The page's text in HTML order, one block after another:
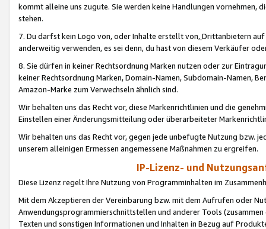
kommt alleine uns zugute. Sie werden keine Handlungen vornehmen,
stehen.
7. Du darfst kein Logo von, oder Inhalte erstellt von,Drittanbietern auf
anderweitig verwenden, es sei denn, du hast von diesem Verkäufer
8. Sie dürfen in keiner Rechtsordnung Marken nutzen oder zur
keiner Rechtsordnung Marken, Domain-Namen, Subdomain-Namen,
Amazon-Marke zum Verwechseln ähnlich sind.
Wir behalten uns das Recht vor, diese Markenrichtlinien und die
Einstellen einer Änderungsmitteilung oder überarbeiteter
Wir behalten uns das Recht vor, gegen jede unbefugte Nutzung bzw.
unserem alleinigen Ermessen angemessene Maßnahmen zu ergreifen.
IP-Lizenz- und
Diese Lizenz regelt Ihre Nutzung von Programminhalten im
Mit dem Akzeptieren der Vereinbarung bzw. mit dem Aufrufen oder
Anwendungsprogrammierschnittstellen und anderer Tools (zusammen
Texten und sonstigen Informationen und Inhalten in Bezug auf